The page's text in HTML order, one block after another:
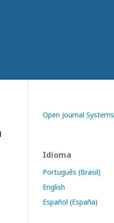
Open Journal Systems
Idioma
Português (Brasil)
English
Español (España)